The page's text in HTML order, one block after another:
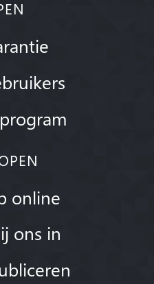
online
ons in